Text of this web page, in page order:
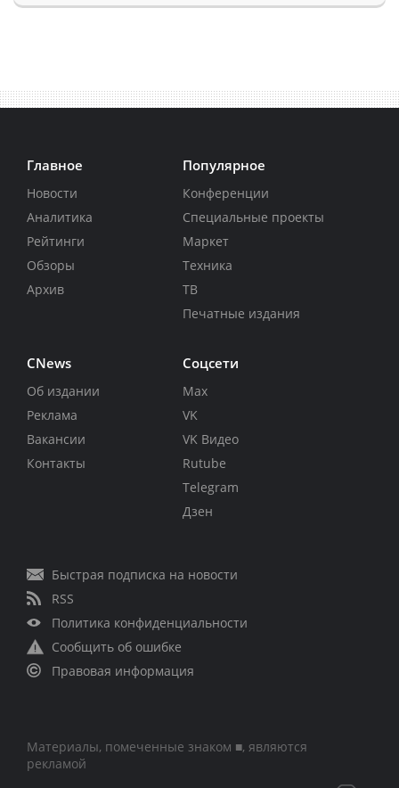
Главное
Новости
Аналитика
Рейтинги
Обзоры
Архив
Популярное
Конференции
Специальные проекты
Маркет
Техника
ТВ
Печатные издания
CNews
Об издании
Реклама
Вакансии
Контакты
Соцсети
Max
VK
VK Видео
Rutube
Telegram
Дзен
Быстрая подписка на новости
RSS
Политика конфиденциальности
Сообщить об ошибке
Правовая информация
Материалы, помеченные знаком ■, являются
рекламой